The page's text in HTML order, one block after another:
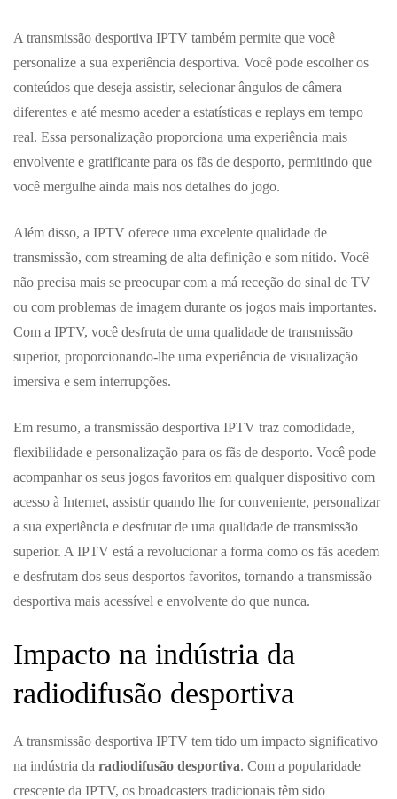
A transmissão desportiva IPTV também permite que você
personalize a sua experiência desportiva. Você pode escolher os
conteúdos que deseja assistir, selecionar ângulos de câmera
diferentes e até mesmo aceder a estatísticas e replays em tempo
real. Essa personalização proporciona uma experiência mais
envolvente e gratificante para os fãs de desporto, permitindo que
você mergulhe ainda mais nos detalhes do jogo.
Além disso, a IPTV oferece uma excelente qualidade de
transmissão, com streaming de alta definição e som nítido. Você
não precisa mais se preocupar com a má receção do sinal de TV
ou com problemas de imagem durante os jogos mais importantes.
Com a IPTV, você desfruta de uma qualidade de transmissão
superior, proporcionando-lhe uma experiência de visualização
imersiva e sem interrupções.
Em resumo, a transmissão desportiva IPTV traz comodidade,
flexibilidade e personalização para os fãs de desporto. Você pode
acompanhar os seus jogos favoritos em qualquer dispositivo com
acesso à Internet, assistir quando lhe for conveniente, personalizar
a sua experiência e desfrutar de uma qualidade de transmissão
superior. A IPTV está a revolucionar a forma como os fãs acedem
e desfrutam dos seus desportos favoritos, tornando a transmissão
desportiva mais acessível e envolvente do que nunca.
Impacto na indústria da
radiodifusão desportiva
A transmissão desportiva IPTV tem tido um impacto significativo
na indústria da radiodifusão desportiva. Com a popularidade
crescente da IPTV, os broadcasters tradicionais têm sido